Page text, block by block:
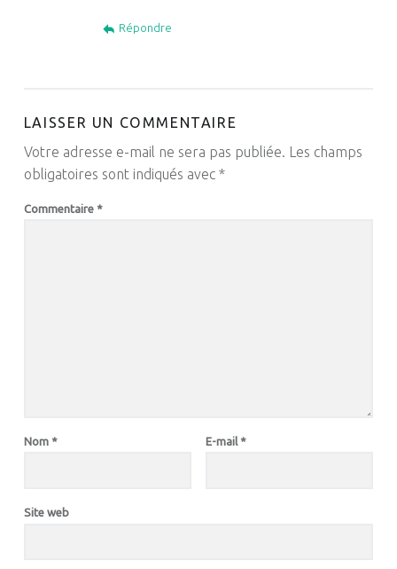
Répondre
LAISSER UN COMMENTAIRE
Votre adresse e-mail ne sera pas publiée.
Les champs
obligatoires sont indiqués avec *
Commentaire *
Nom * E-mail *
Site web